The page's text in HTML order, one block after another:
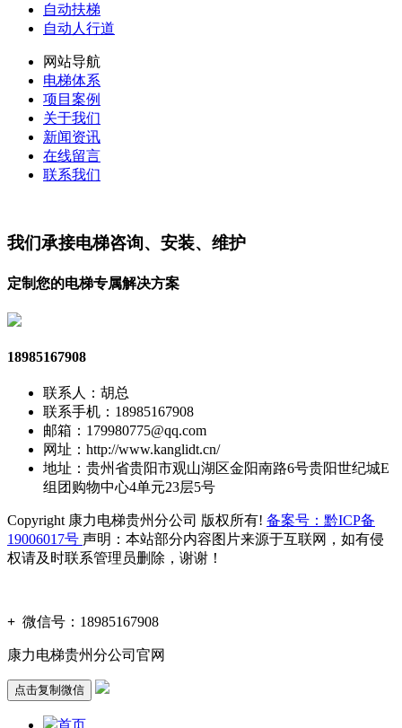
自动扶梯
自动人行道
网站导航
电梯体系
项目案例
关于我们
新闻资讯
在线留言
联系我们
我们承接电梯咨询、安装、维护
定制您的电梯专属解决方案
18985167908
联系人：胡总
联系手机：18985167908
邮箱：179980775@qq.com
网址：http://www.kanglidt.cn/
地址：贵州省贵阳市观山湖区金阳南路6号贵阳世纪城E
组团购物中心4单元23层5号
Copyright 康力电梯贵州分公司 版权所有! 备案号：黔ICP备
19006017号 声明：本站部分内容图片来源于互联网，如有侵
权请及时联系管理员删除，谢谢！
+ 微信号： 18985167908
康力电梯贵州分公司官网
点击复制微信